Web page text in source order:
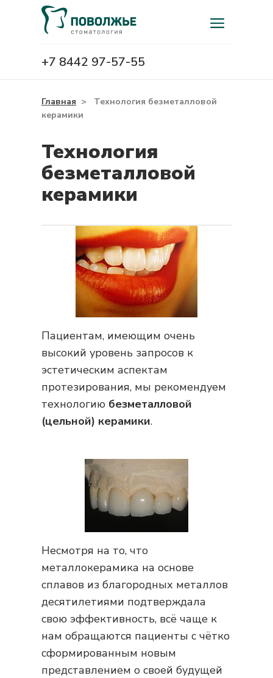
+7 8442 97-57-55
Главная >
Технология безметалловой
керамики
Технология
безметалловой
керамики
Пациентам, имеющим очень
высокий уровень запросов к
эстетическим аспектам
протезирования, мы рекомендуем
технологию безметалловой
(цельной) керамики.
Несмотря на то, что
металлокерамика на основе
сплавов из благородных металлов
десятилетиями подтверждала
свою эффективность, всё чаще к
нам обращаются пациенты с чётко
сформированным новым
представлением о своей будущей